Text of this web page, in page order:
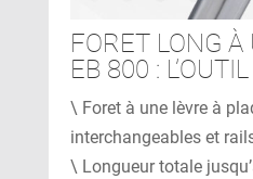
FORET LONG À
EB 800 :
\ Foret à une lèvre à
interchangeables et
\ Longueur totale